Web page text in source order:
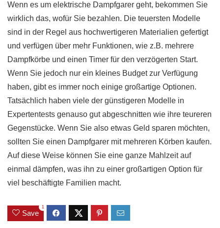
Wenn es um elektrische Dampfgarer geht, bekommen Sie
wirklich das, wofür Sie bezahlen. Die teuersten Modelle
sind in der Regel aus hochwertigeren Materialien gefertigt
und verfügen über mehr Funktionen, wie z.B. mehrere
Dampfkörbe und einen Timer für den verzögerten Start.
Wenn Sie jedoch nur ein kleines Budget zur Verfügung
haben, gibt es immer noch einige großartige Optionen.
Tatsächlich haben viele der günstigeren Modelle in
Expertentests genauso gut abgeschnitten wie ihre teureren
Gegenstücke. Wenn Sie also etwas Geld sparen möchten,
sollten Sie einen Dampfgarer mit mehreren Körben kaufen.
Auf diese Weise können Sie eine ganze Mahlzeit auf
einmal dämpfen, was ihn zu einer großartigen Option für
viel beschäftigte Familien macht.
Save
1